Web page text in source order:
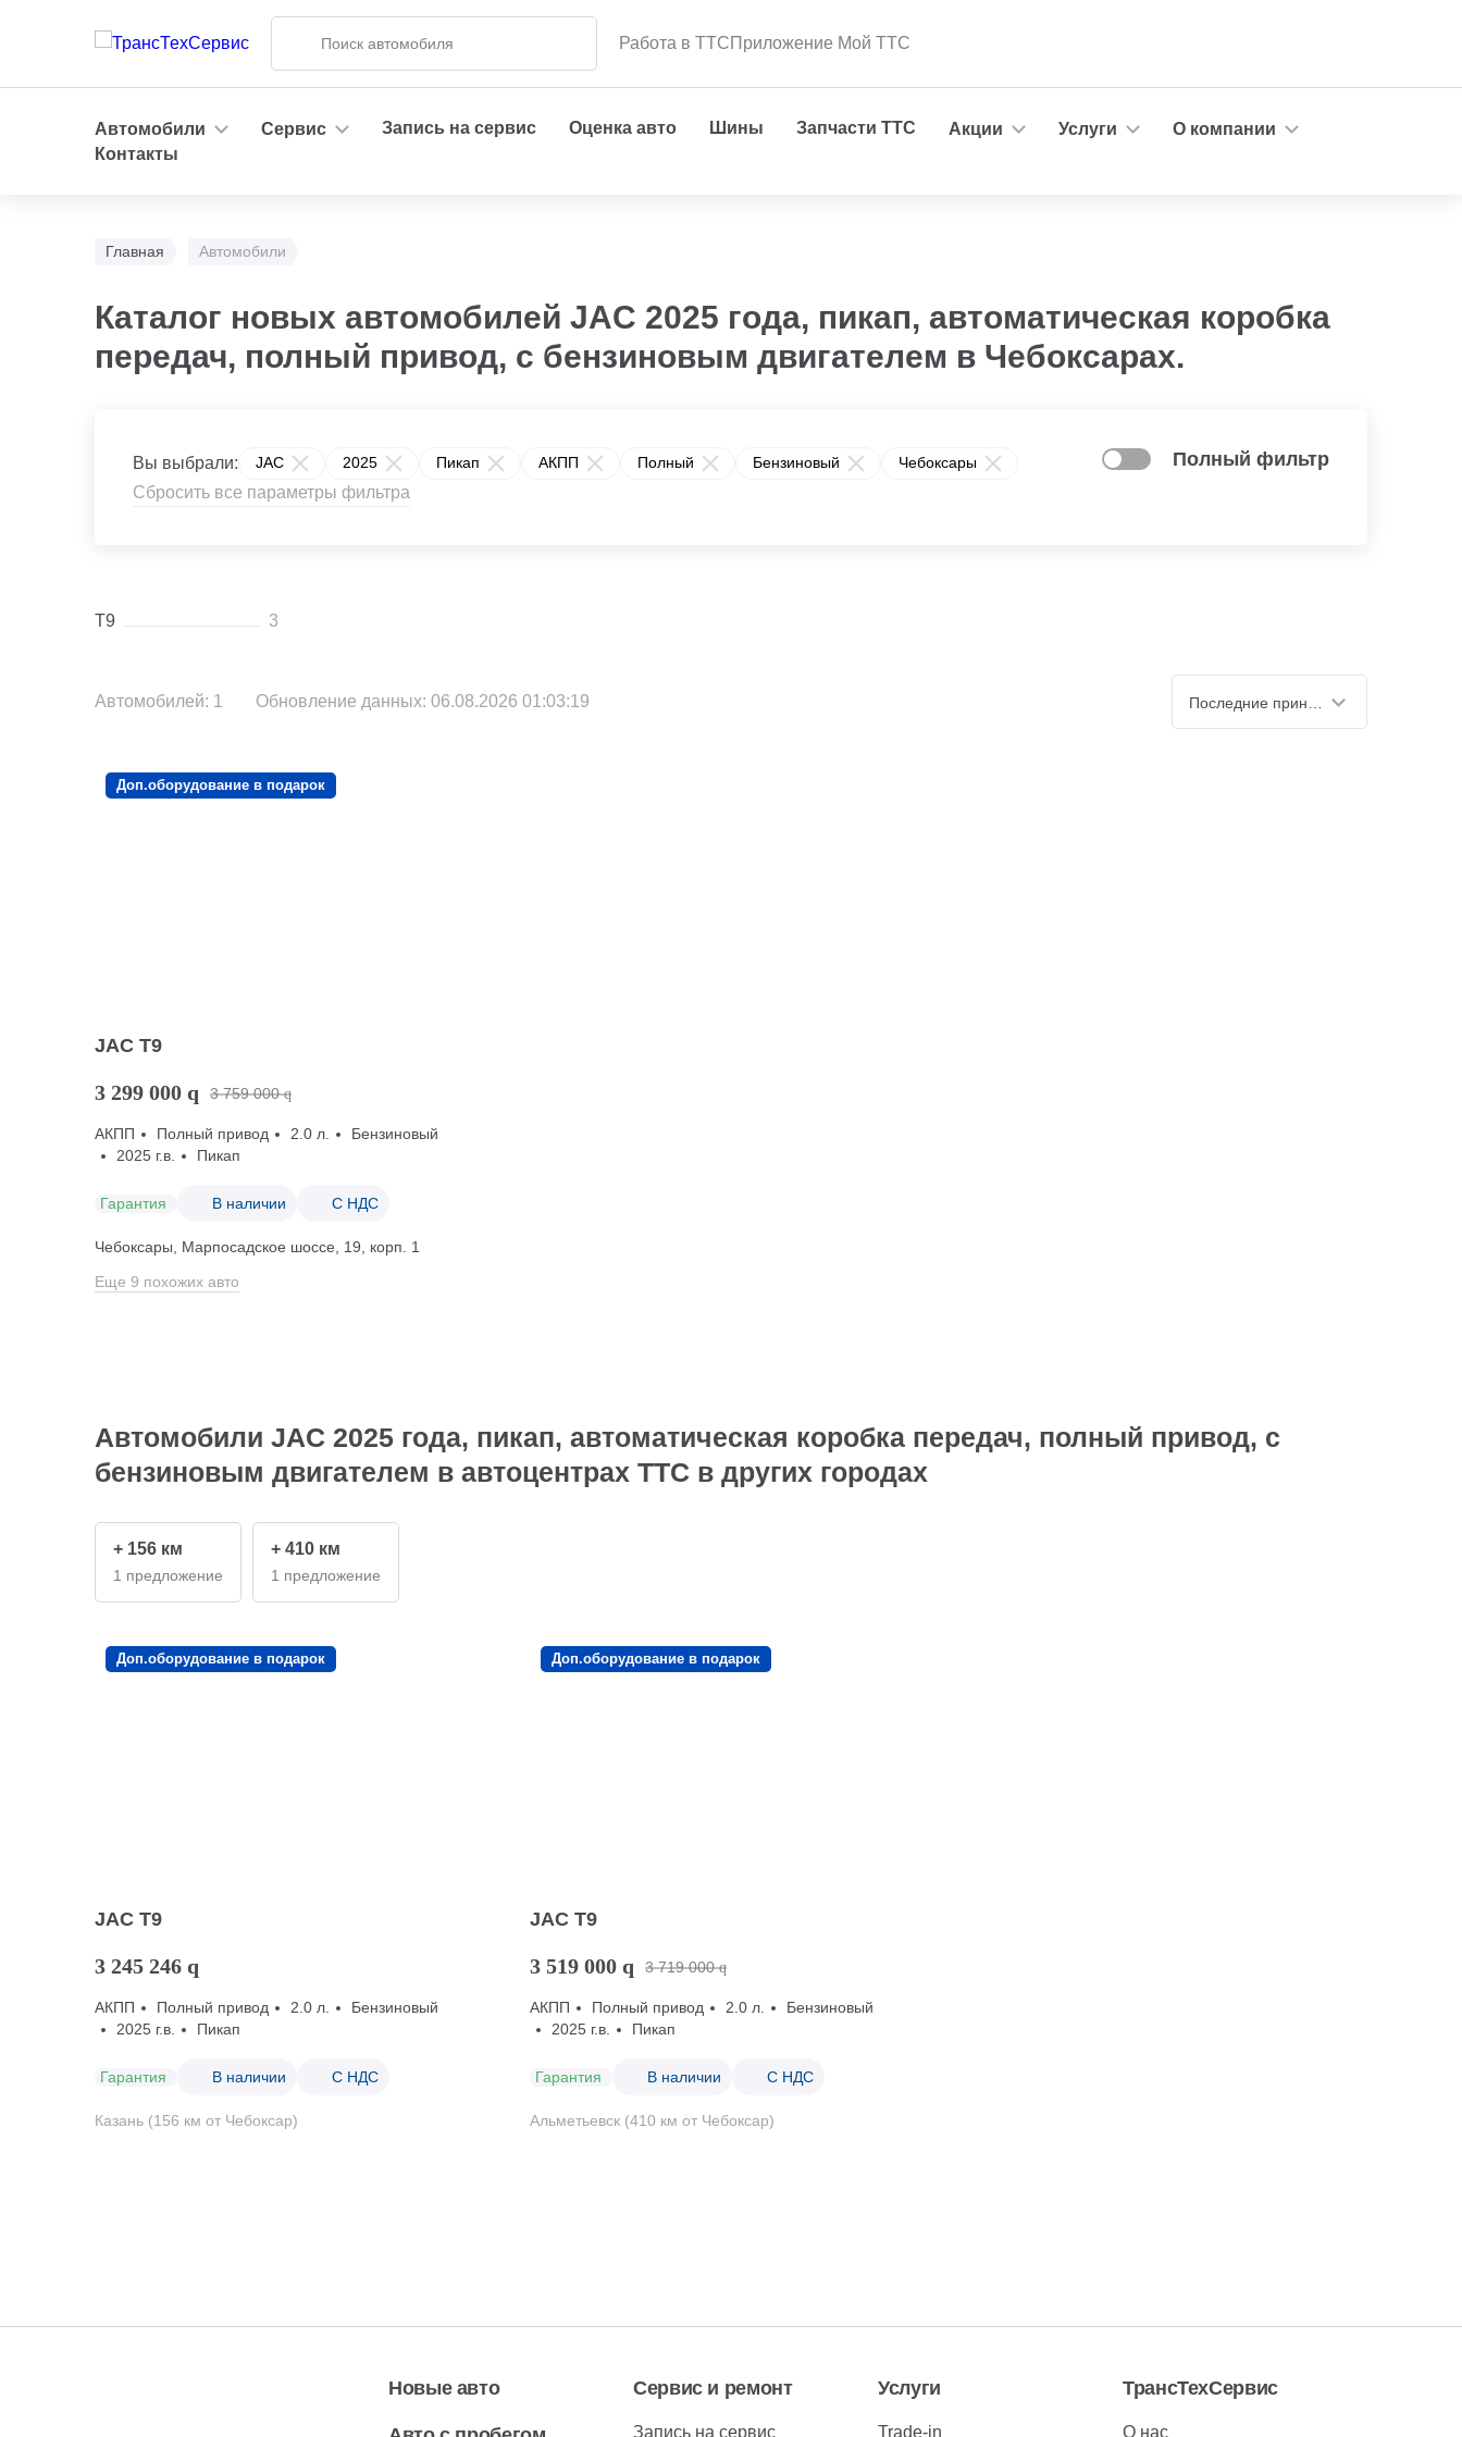
Работа в ТТСПриложение Мой ТТС
Автомобили Сервис Запись на сервис Оценка авто Шины Запчасти ТТС Акции Услуги
О компании
Контакты
Главная Автомобили
Каталог новых автомобилей JAC 2025 года, пикап, автоматическая коробка
передач, полный привод, с бензиновым двигателем в Чебоксарах.
Вы выбрали: JAC 2025 Пикап АКПП Полный Бензиновый Чебоксары
Сбросить все параметры фильтра
Полный фильтр
T9 3
Автомобилей: 1 Обновление данных: 06.08.2026 01:03:19
Доп.оборудование в подарок
JAC T9
3 299 000 q 3 759 000 q
АКПП Полный привод 2.0 л.
Бензиновый
2025 г.в.
Пикап
Гарантия В наличии С НДС
Чебоксары, Марпосадское шоссе, 19, корп. 1
Еще 9 похожих авто
Автомобили JAC 2025 года, пикап, автоматическая коробка передач, полный привод, с
бензиновым двигателем в автоцентрах ТТС в других городах
+ 156 км
1 предложение
+ 410 км
1 предложение
Доп.оборудование в подарок
JAC T9
3 245 246 q
АКПП Полный привод 2.0 л.
Бензиновый
2025 г.в.
Пикап
Гарантия В наличии С НДС
Казань (156 км от Чебоксар)
Доп.оборудование в подарок
JAC T9
3 519 000 q 3 719 000 q
АКПП Полный привод 2.0 л.
Бензиновый
2025 г.в.
Пикап
Гарантия В наличии С НДС
Альметьевск (410 км от Чебоксар)
Новые авто Сервис и ремонт
Запись на сервис
Услуги
Trade-in
ТрансТехСервис
О нас